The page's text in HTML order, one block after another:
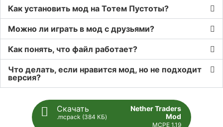
Как установить мод на Тотем Пустоты?
Можно ли играть в мод с друзьями?
Как понять, что файл работает?
Что делать, если нравится мод, но не подходит
версия?
Скачать
.mcpack (384 КБ)
Nether Traders
Mod
MCPE 1.19